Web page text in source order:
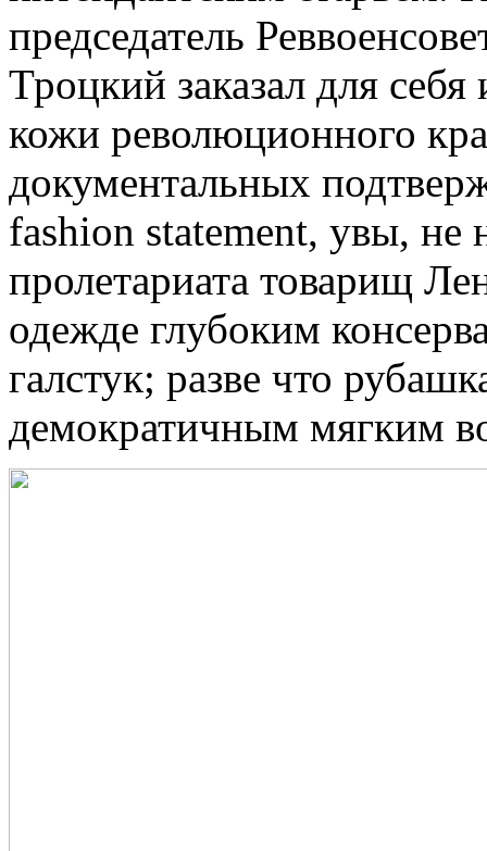
председатель
Троцкий заказал для
кожи революционного
документальных
fashion statement, увы,
пролетариата товарищ
одежде глубоким
галстук; разве что
демократичным мягким